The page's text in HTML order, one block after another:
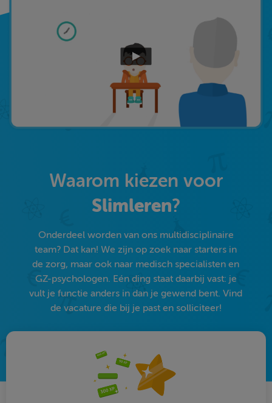
Waarom kiezen voor
Slimleren?
Onderdeel worden van ons multidisciplinaire
team? Dat kan! We zijn op zoek naar starters in
de zorg, maar ook naar medisch specialisten en
GZ-psychologen. Eén ding staat daarbij vast: je
vult je functie anders in dan je gewend bent. Vind
de vacature die bij je past en solliciteer!